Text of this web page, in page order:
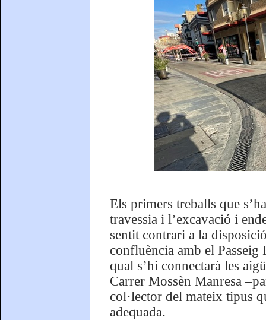
Els primers treballs que
travessia i l’excavació i
sentit contrari a la
confluència amb el Passeig
qual s’hi connectarà les
Carrer Mossèn Manresa
col·lector del mateix tipus
adequada.